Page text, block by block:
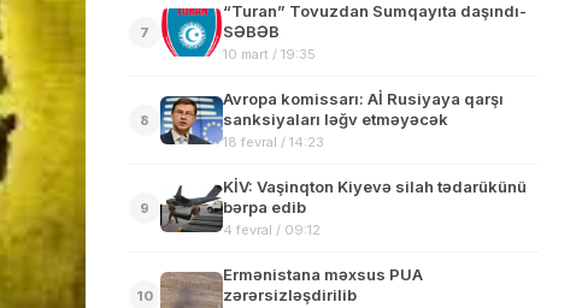
7
“Turan” Tovuzdan Sumqayıta daşındı-
SƏBƏB
10 mart / 19:35
8
Avropa komissarı: Aİ Rusiyaya qarşı
sanksiyaları ləğv etməyəcək
18 fevral / 14:23
9
KİV: Vaşinqton Kiyevə silah tədarükünü
bərpa edib
4 fevral / 09:12
10
Ermənistana məxsus PUA
zərərsizləşdirilib